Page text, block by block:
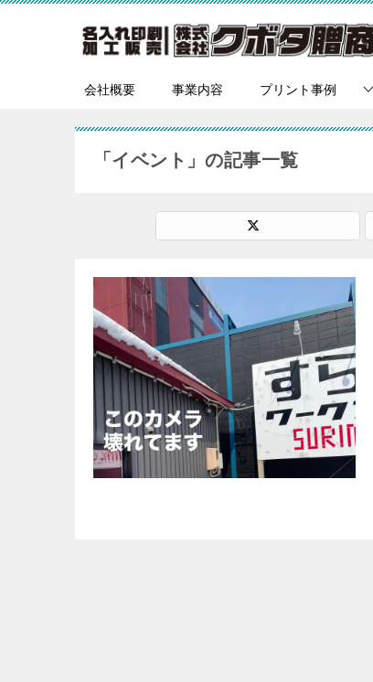
会社概要 事業内容 プリント事例
「イベント」の記事一覧